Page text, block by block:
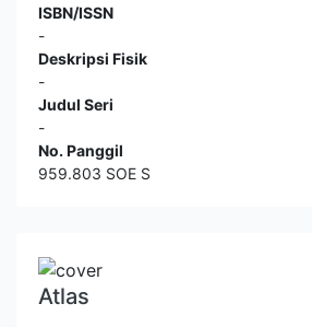
ISBN/ISSN
-
Deskripsi Fisik
-
Judul Seri
-
No. Panggil
959.803 SOE S
Atlas